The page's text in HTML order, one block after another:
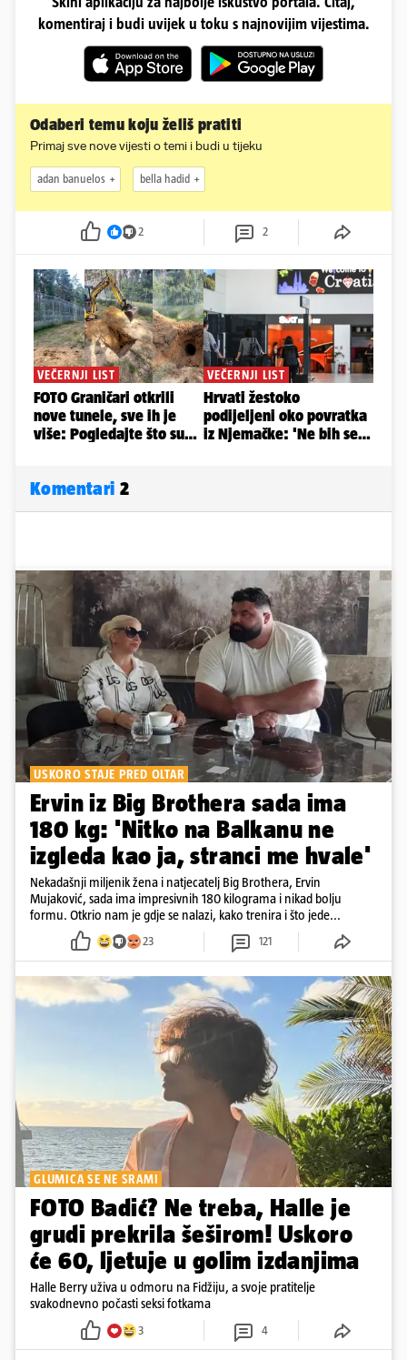
komentiraj i budi uvijek u toku s najnovijim vijestima.
Odaberi temu koju želiš pratiti
Primaj sve nove vijesti o temi i budi u tijeku
adan banuelos bella hadid
2 2
Komentari 2
USKORO STAJE PRED OLTAR
Ervin iz Big Brothera sada ima
180 kg: 'Nitko na Balkanu ne
izgleda kao ja, stranci me hvale'
Nekadašnji miljenik žena i natjecatelj Big Brothera, Ervin
Mujaković, sada ima impresivnih 180 kilograma i nikad bolju
formu. Otkrio nam je gdje se nalazi, kako trenira i što jede...
23 121
GLUMICA SE NE SRAMI
FOTO Badić? Ne treba, Halle je
grudi prekrila šeširom! Uskoro
će 60, ljetuje u golim izdanjima
Halle Berry uživa u odmoru na Fidžiju, a svoje pratitelje
svakodnevno počasti seksi fotkama
3 4